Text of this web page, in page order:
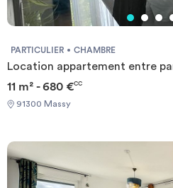
PARTICULIER CHAMBRE
Location appartement entre
11 m² - 680 €CC
91300 Massy